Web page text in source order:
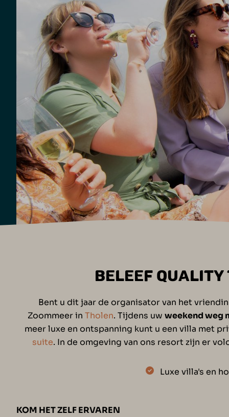
BELEEF QUALITY
Bent u dit jaar de organisator van het
Zoommeer in Tholen. Tijdens uw weekend weg
meer luxe en ontspanning kunt u een villa met
suite. In de omgeving van ons resort zijn er
Luxe villa's en
KOM HET ZELF ERVAREN